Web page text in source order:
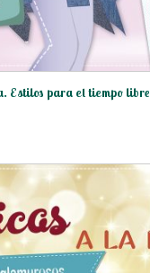
Estilos para el tiempo libre